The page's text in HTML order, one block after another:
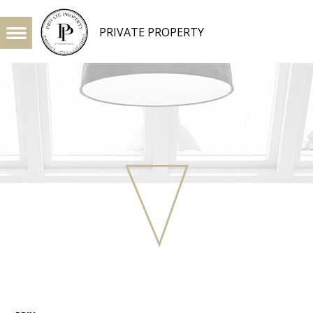
PRIVATE PROPERTY